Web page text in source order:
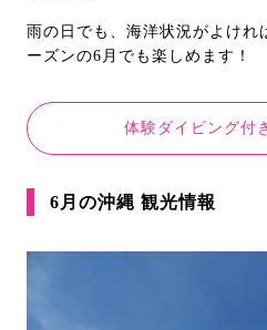
雨の日でも、海洋状況がよけれ
ーズンの6月でも楽しめます！
体験ダイビング付
6月の沖縄 観光情報